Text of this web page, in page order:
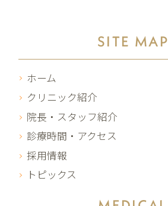
SITE MAP
ホーム
クリニック紹介
院長・スタッフ紹介
診療時間・アクセス
採用情報
トピックス